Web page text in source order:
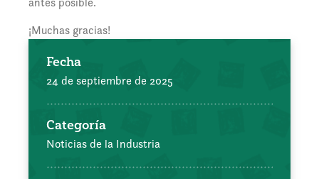
¡Muchas gracias!
Fecha
24 de septiembre de 2025
Categoría
Noticias de la Industria